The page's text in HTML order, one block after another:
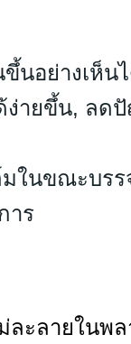
นอย่างเห็น
ายขึ้น, ลด
มในขณะบร
าร
ะลายในพล